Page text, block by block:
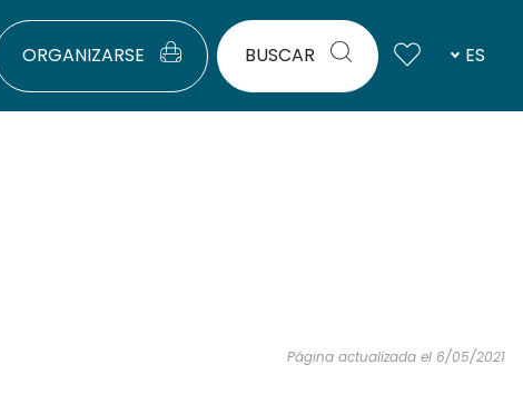
ORGANIZARSE BUSCAR ES
Página actualizada el 6/05/2021